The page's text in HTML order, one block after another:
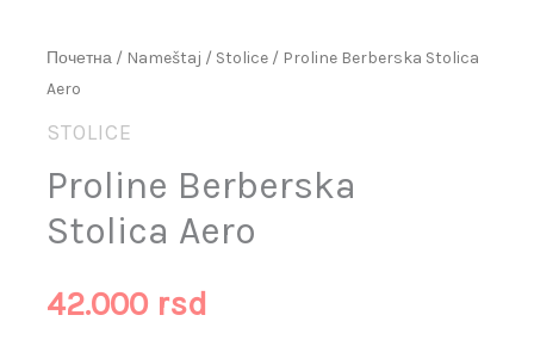
Почетна / Nameštaj / Stolice / Proline Berberska Stolica
Aero
STOLICE
Proline Berberska
Stolica Aero
42.000 rsd